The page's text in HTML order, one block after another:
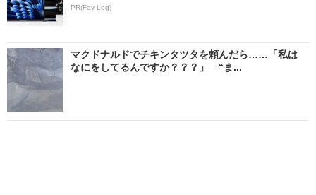
PR(Fav-Log)
マクドナルドでチキンタツタを頼んだら……「私は
なにをしてるんですか？？？」 “ま...